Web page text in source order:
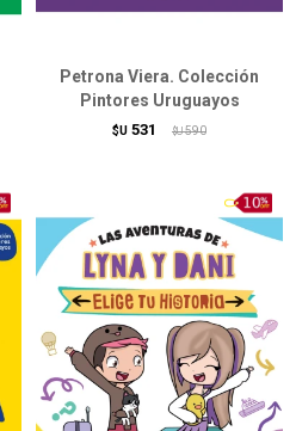
Petrona Viera. Colección
Pintores Uruguayos
$U 531 $U 590